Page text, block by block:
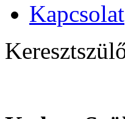
Kapcsolat